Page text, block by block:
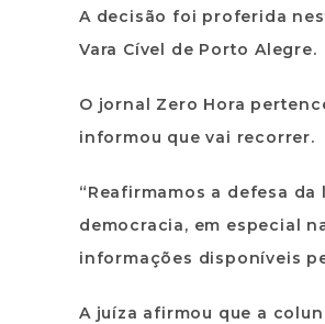
A decisão foi proferida
Vara Cível de Porto Alegre.
O jornal Zero Hora
informou que vai recorrer.
“Reafirmamos a defesa
democracia, em especial
informações disponíveis
A juíza afirmou que a